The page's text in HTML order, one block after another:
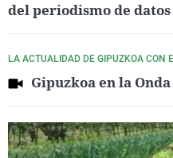
del periodismo de datos
LA ACTUALIDAD DE GIPUZKOA CON
Gipuzkoa en la Onda